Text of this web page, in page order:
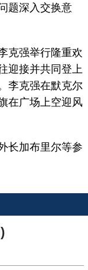
题深入交换意
强举行隆重欢
迎接并共同登上
李克强在默克尔
在广场上空迎风
加布里尔等参